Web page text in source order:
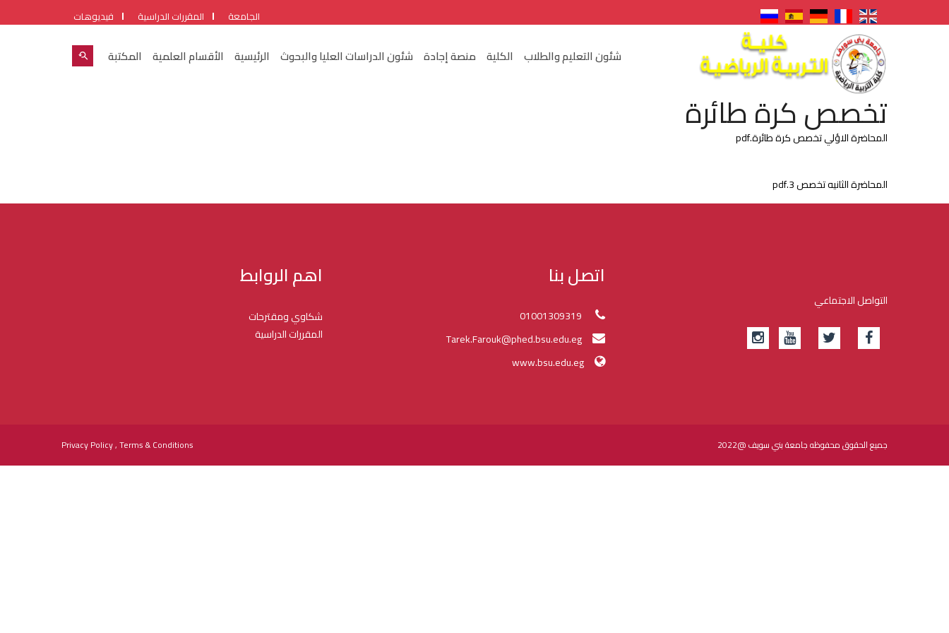
الجامعة المقررات الدراسية فيديوهات
شئون التعليم والطلاب الكلية منصة إجادة شئون الدراسات العليا والبحوث الرئيسية الأقسام العلمية المكتبة
تخصص كرة طائرة
المحاضرة الاؤلي تخصص كرة طائرة.pdf
المحاضرة الثانيه تخصص 3.pdf
التواصل الاجتماعي
اتصل بنا
www.bsu.edu.eg
اهم الروابط
شكاوي ومقترحات
المقررات الدراسية
جميع الحقوق محفوظه جامعة بني سويف @2022 Privacy Policy , Terms & Conditions